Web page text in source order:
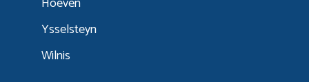
Ysselsteyn
Wilnis